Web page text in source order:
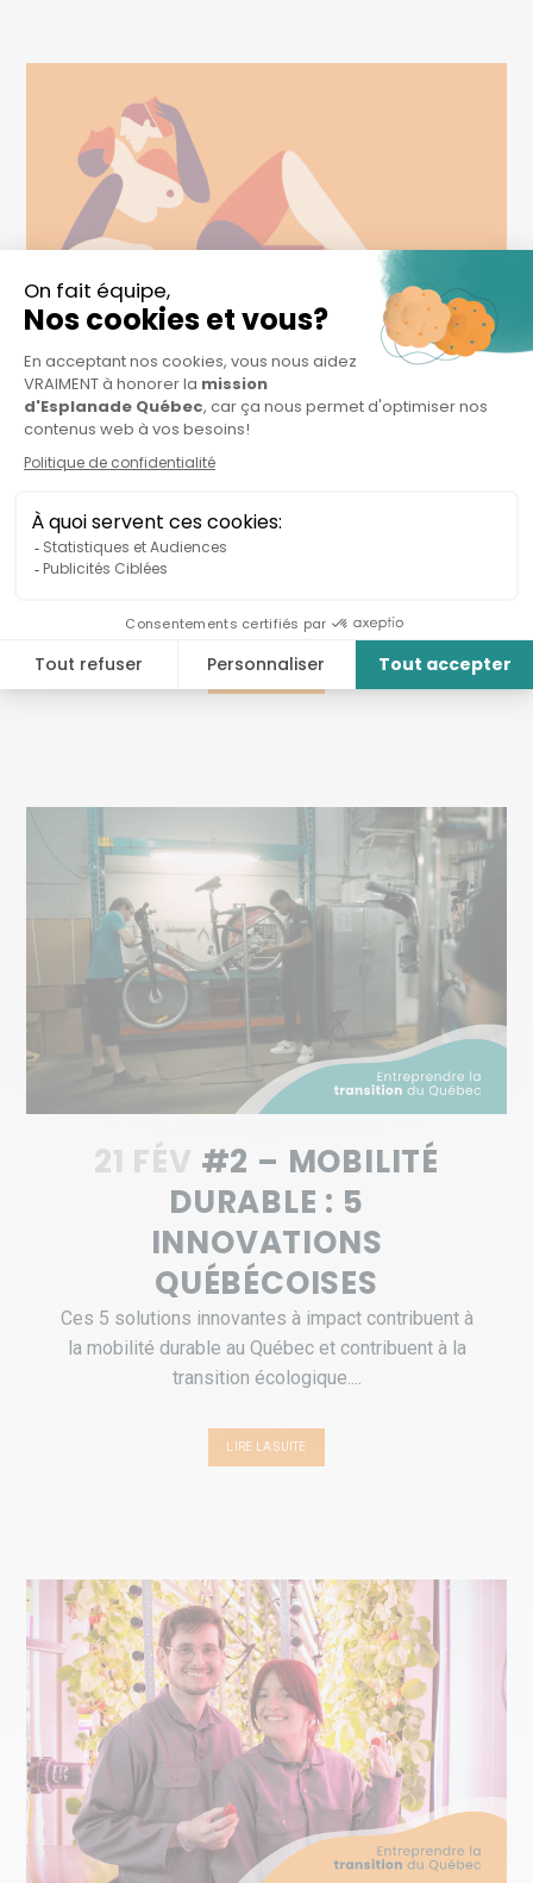
22 MAR#3 – 4 STARTUPS
QUÉBÉCOISES POUR
SEXUELLE
Ces 4 solutions innovantes à impact contribuent à
LIRE LA SUITE
21 FÉV #2 – MOBILITÉ
DURABLE : 5
INNOVATIONS
QUÉBÉCOISES
Ces 5 solutions innovantes à impact contribuent à
la mobilité durable au Québec et contribuent à la
transition écologique....
LIRE LA SUITE